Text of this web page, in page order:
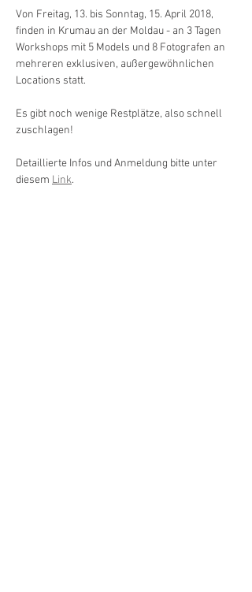
Von Freitag, 13. bis Sonntag, 15. April 2018,
finden in Krumau an der Moldau - an 3 Tagen
Workshops mit 5 Models und 8 Fotografen an
mehreren exklusiven, außergewöhnlichen
Locations statt.
Es gibt noch wenige Restplätze, also schnell
zuschlagen!
Detaillierte Infos und Anmeldung bitte unter
diesem Link.